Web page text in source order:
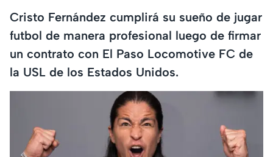
Cristo Fernández cumplirá su sueño de jugar
futbol de manera profesional luego de firmar
un contrato con El Paso Locomotive FC de
la USL de los Estados Unidos.